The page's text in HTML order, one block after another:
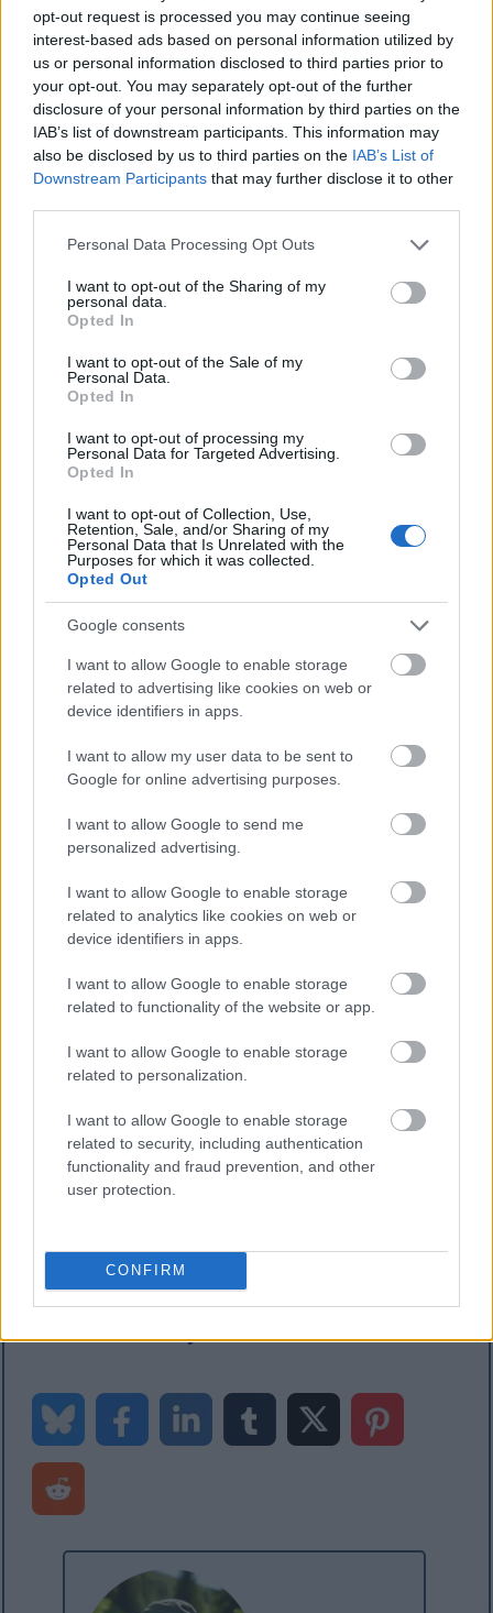
opt-out request is processed you may continue seeing
interest-based ads based on personal information utilized by
us or personal information disclosed to third parties prior to
your opt-out. You may separately opt-out of the further
disclosure of your personal information by third parties on the
IAB’s list of downstream participants. This information may
also be disclosed by us to third parties on the IAB’s List of
Downstream Participants that may further disclose it to other
Please note that this website/app uses one or more Google
not limited to your visit or usage behaviour. You may click to
grant or deny consent to Google and its third-party tags to
use your data for below specified purposes in below Google
consent section.
Personal Data Processing Opt Outs
I want to opt-out of the Sharing of my
personal data.
Opted In
I want to opt-out of the Sale of my
Personal Data.
Opted In
I want to opt-out of processing my
Personal Data for Targeted Advertising.
Opted In
I want to opt-out of Collection, Use,
Retention, Sale, and/or Sharing of my
Personal Data that Is Unrelated with the
Purposes for which it was collected.
Opted Out
Google consents
I want to allow Google to enable storage
related to advertising like cookies on web or
device identifiers in apps.
I want to allow my user data to be sent to
Google for online advertising purposes.
I want to allow Google to send me
personalized advertising.
I want to allow Google to enable storage
related to analytics like cookies on web or
device identifiers in apps.
I want to allow Google to enable storage
related to functionality of the website or app.
I want to allow Google to enable storage
related to personalization.
I want to allow Google to enable storage
related to security, including authentication
functionality and fraud prevention, and other
user protection.
CONFIRM
Ko sem se lotil njihovega ustvarjanja, sem ugotovil,
da lahko v Dynamics 365 FO to storite le, ko je okolje
v »vzdrževalnem načinu«. Glede na dokumentacijo
lahko okolje v ta način preklopite iz storitev
Lifecycle Services (LCS), vendar te možnosti nisem
našel na voljo.
Po nekaj raziskavah sem ugotovil, da je najhitrejši
strežniku SQL, natančneje v bazi podatkov AxDB.
Najprej preverite trenutno stanje tako, da zaženete
to poizvedbo:
SELECT VALUE FROM [AxDB].[dbo].
[SQLSYSTEMVARIABLES]
WHERE PARM = 'CONFIGURATIONMODE';
Če je VALUE 0, način vzdrževanja trenutno ni
omogočen.
Če je VALUE 1, je vzdrževalni način trenutno
omogočen.
Če želite omogočiti način vzdrževanja, zaženite to:
UPDATE [AxDB].[dbo].[SQLSYSTEMVARIABLES]
WHERE PARM = 'CONFIGURATIONMODE';
In če ga želite ponovno onemogočiti, zaženite tole:
UPDATE [AxDB].[dbo].[SQLSYSTEMVARIABLES]
SET VALUE = '0'
Po spremembi stanja boste običajno morali znova
večkrat, preden se sprememba ujame.
Ne bi priporočal uporabe tega pristopa v
ampak za hitro dosego točke, kjer je mogoče
aktivirati finančne dimenzije na razvojnem
Če vam je bila ta objava všeč, vam bodo morda všeč
tudi ti predlogi:
Posodobite vrednost finančne razsežnosti iz
kode X++ v Dynamics 365
Dodajte način prikaza ali urejanja prek
razširitve v Dynamics 365